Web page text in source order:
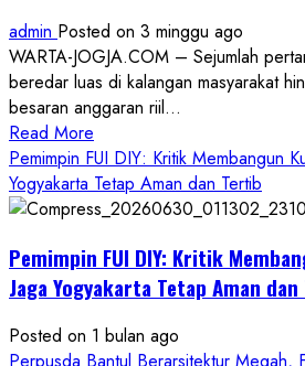
admin Posted on 3 minggu ago
WARTA-JOGJA.COM – Sejumlah
beredar luas di kalangan masyarakat
besaran anggaran riil...
Read More
more
about
Anggaran
KDMP
Rp1,6
Diduga
Hanya
Pemimpin FUI DIY: Kritik Membangun
Yogyakarta Tetap Aman dan Tertib
Pemimpin FUI DIY: Kritik
Jaga Yogyakarta Tetap Aman
Posted on 1 bulan ago
Perpusda Bantul Berarsitektur Megah,